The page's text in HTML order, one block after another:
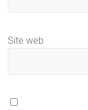
Site web